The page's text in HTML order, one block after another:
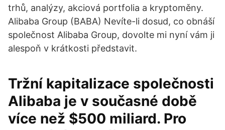
trhů, analýzy, akciová portfolia a kryptoměny.
Alibaba Group (BABA) Nevíte-li dosud, co obnáší
společnost Alibaba Group, dovolte mi nyní vám ji
alespoň v krátkosti představit.
Tržní kapitalizace společnosti
Alibaba je v současné době
více než $500 miliard. Pro